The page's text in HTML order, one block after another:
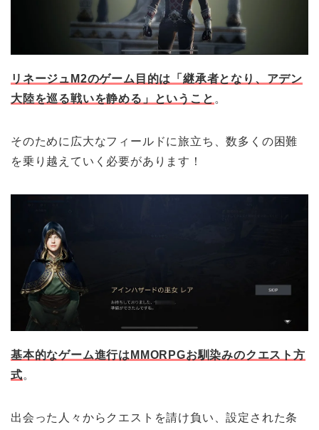
リネージュM2のゲーム目的は「継承者となり、アデン
大陸を巡る戦いを静める」ということ 。
そのために広大なフィールドに旅立ち、数多くの困難
を乗り越えていく必要があります！
基本的なゲーム進行はMMORPGお馴染みのクエスト方
式。
出会った人々からクエストを請け負い、設定された条